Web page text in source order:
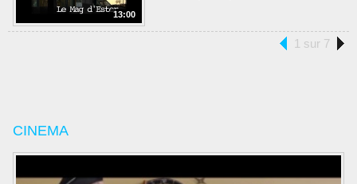
13:00
1 sur 7
CINEMA